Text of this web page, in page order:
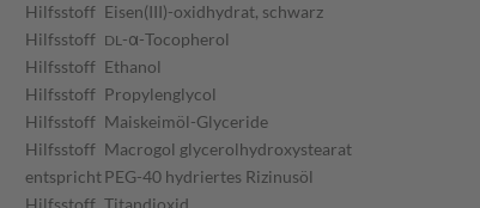
Hilfsstoff Eisen(III)-oxidhydrat, schwarz
Hilfsstoff DL-α-Tocopherol
Hilfsstoff Ethanol
Hilfsstoff Propylenglycol
Hilfsstoff Maiskeimöl-Glyceride
Hilfsstoff Macrogol glycerolhydroxystearat
entsprichtPEG-40 hydriertes Rizinusöl
Hilfsstoff Titandioxid